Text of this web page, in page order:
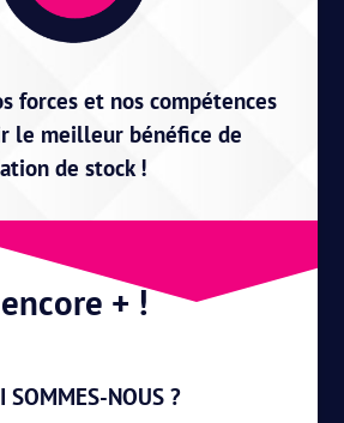
forces et nos compétences
le meilleur bénéfice de
de stock !
+ !
SOMMES-NOUS ?